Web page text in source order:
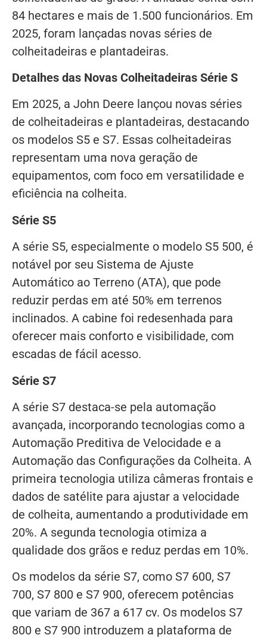
84 hectares e mais de 1.500 funcionários. Em
2025, foram lançadas novas séries de
colheitadeiras e plantadeiras.
Detalhes das Novas Colheitadeiras Série S
Em 2025, a John Deere lançou novas séries
de colheitadeiras e plantadeiras, destacando
os modelos S5 e S7. Essas colheitadeiras
representam uma nova geração de
equipamentos, com foco em versatilidade e
eficiência na colheita.
Série S5
A série S5, especialmente o modelo S5 500, é
notável por seu Sistema de Ajuste
Automático ao Terreno (ATA), que pode
reduzir perdas em até 50% em terrenos
inclinados. A cabine foi redesenhada para
oferecer mais conforto e visibilidade, com
escadas de fácil acesso.
Série S7
A série S7 destaca-se pela automação
avançada, incorporando tecnologias como a
Automação Preditiva de Velocidade e a
Automação das Configurações da Colheita. A
primeira tecnologia utiliza câmeras frontais e
dados de satélite para ajustar a velocidade
de colheita, aumentando a produtividade em
20%. A segunda tecnologia otimiza a
qualidade dos grãos e reduz perdas em 10%.
Os modelos da série S7, como S7 600, S7
700, S7 800 e S7 900, oferecem potências
que variam de 367 a 617 cv. Os modelos S7
800 e S7 900 introduzem a plataforma de